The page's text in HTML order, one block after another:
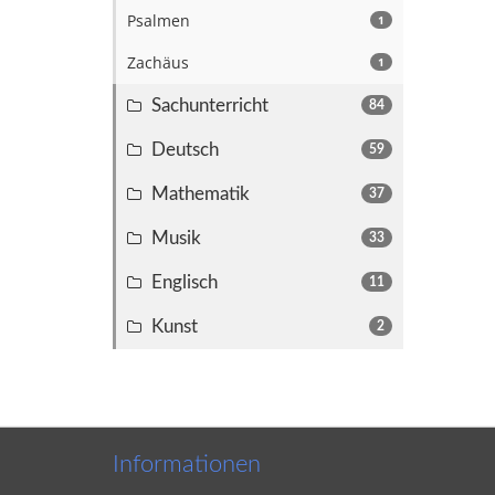
1
Psalmen
1
Zachäus
84
Sachunterricht
59
Deutsch
37
Mathematik
33
Musik
11
Englisch
2
Kunst
Informationen